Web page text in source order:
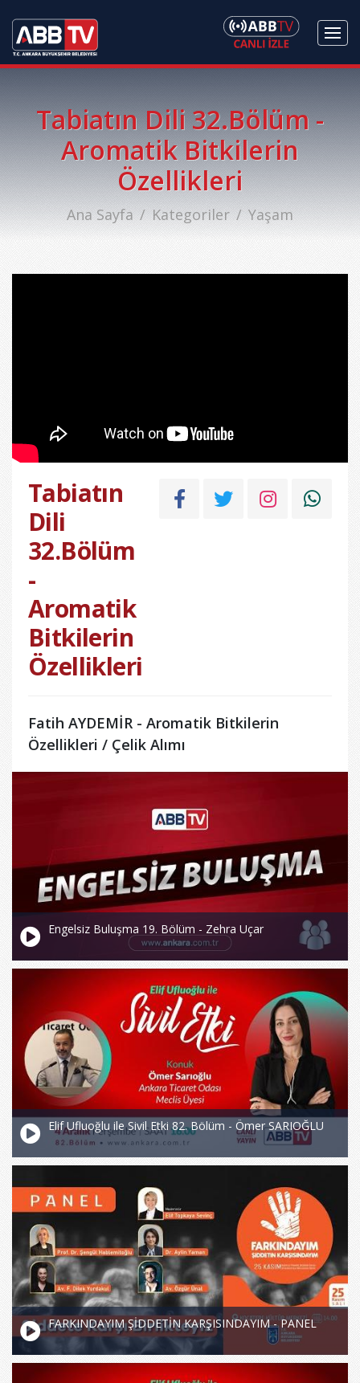
Tabiatın Dili 32.Bölüm -
Aromatik Bitkilerin
Özellikleri
Ana Sayfa Kategoriler Yaşam
Tabiatın
Dili
32.Bölüm
-
Aromatik
Bitkilerin
Özellikleri
Fatih AYDEMİR - Aromatik Bitkilerin
Özellikleri / Çelik Alımı
Engelsiz Buluşma 19. Bölüm - Zehra Uçar
Elif Ufluoğlu ile Sivil Etki 82. Bölüm - Ömer SARIOĞLU
FARKINDAYIM ŞİDDETİN KARŞISINDAYIM - PANEL